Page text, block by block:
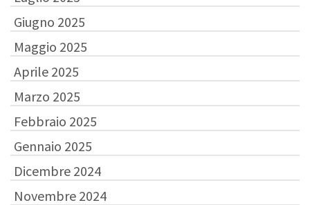
Giugno 2025
Maggio 2025
Aprile 2025
Marzo 2025
Febbraio 2025
Gennaio 2025
Dicembre 2024
Novembre 2024